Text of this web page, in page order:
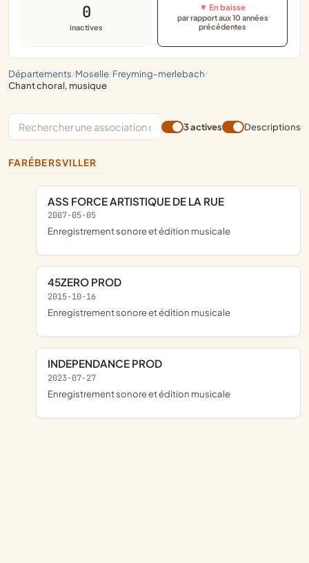
départements/ moselle/ freyming-merlebach/
chant choral, musique
0
inactives
▼ En baisse
par rapport aux 10 années
précédentes
3 actives Descriptions
FARÉBERSVILLER
ASS FORCE ARTISTIQUE DE LA RUE
2007-05-05
Enregistrement sonore et édition musicale
45ZERO PROD
2015-10-16
Enregistrement sonore et édition musicale
INDEPENDANCE PROD
2023-07-27
Enregistrement sonore et édition musicale